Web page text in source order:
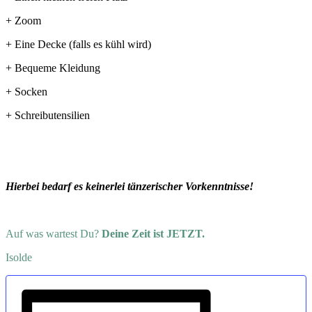
+ Zoom
+ Eine Decke (falls es kühl wird)
+ Bequeme Kleidung
+ Socken
+ Schreibutensilien
Hierbei bedarf es keinerlei tänzerischer Vorkenntnisse!
Auf was wartest Du? Deine Zeit ist JETZT.
Isolde